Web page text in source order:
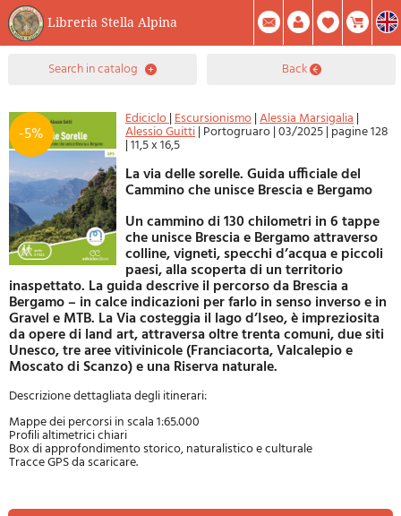
Libreria Stella Alpina
0Item(s) In Your Cart
Summary
Facebook
Create Account Mod. Password
search in catalog back
-5%
Ediciclo|Escursionismo|Alessia Marsigalia|
Alessio Guitti| Portogruaro|03/2025| pagine 128
|11,5 x 16,5
La via delle sorelle. Guida ufficiale del
Cammino che unisce Brescia e Bergamo
Un cammino di 130 chilometri in 6 tappe
che unisce Brescia e Bergamo attraverso
colline, vigneti, specchi d’acqua e piccoli
paesi, alla scoperta di un territorio
inaspettato. La guida descrive il percorso da Brescia a
Bergamo – in calce indicazioni per farlo in senso inverso e in
Gravel e MTB. La Via costeggia il lago d’Iseo, è impreziosita
da opere di land art, attraversa oltre trenta comuni, due siti
Unesco, tre aree vitivinicole (Franciacorta, Valcalepio e
Moscato di Scanzo) e una Riserva naturale.
Descrizione dettagliata degli itinerari:
Mappe dei percorsi in scala 1:65.000
Proﬁli altimetrici chiari
Box di approfondimento storico, naturalistico e culturale
Tracce GPS da scaricare.